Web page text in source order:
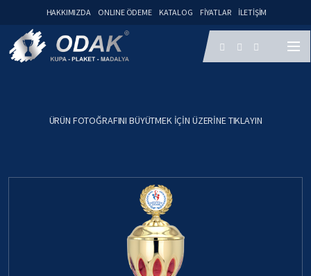
HAKKIMIZDA ONLINE ÖDEME KATALOG FIYATLAR İLETIŞIM
ÜRÜN FOTOĞRAFINI BÜYÜTMEK IÇIN ÜZERINE TIKLAYIN